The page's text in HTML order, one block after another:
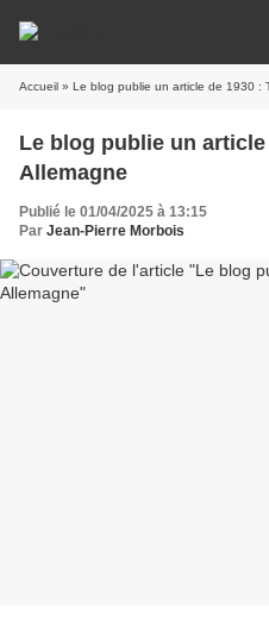
Accueil » Le blog publie un article de 1930 :
Le blog publie un
Allemagne
Publié le 01/04/2025 à 13:15
Par Jean-Pierre Morbois